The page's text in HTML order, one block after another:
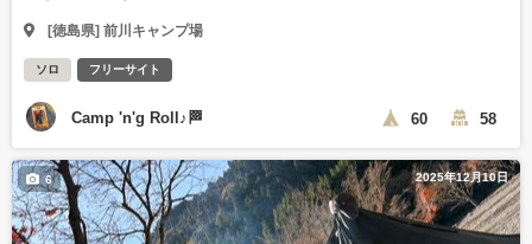
[徳島県] 前川キャンプ場
ソロ フリーサイト
Camp 'n'g Roll♪🏁 60 58
2025年12月10日
6